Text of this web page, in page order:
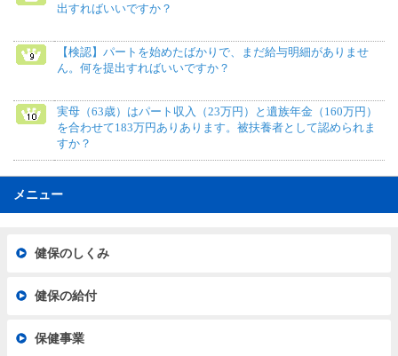
出すればいいですか？
【検認】パートを始めたばかりで、まだ給与明細がありませ
ん。何を提出すればいいですか？
実母（63歳）はパート収入（23万円）と遺族年金（160万円）
を合わせて183万円ありあります。被扶養者として認められま
すか？
メニュー
健保のしくみ
健保の給付
保健事業